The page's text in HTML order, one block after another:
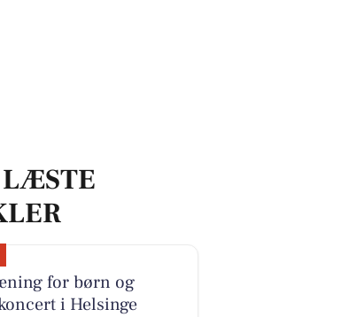
for børn og
i Helsinge